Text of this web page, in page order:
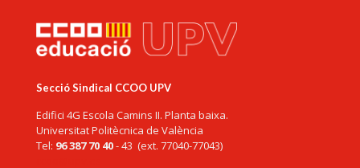
Secció Sindical CCOO UPV
Edifici 4G Escola Camins II. Planta baixa.
Universitat Politècnica de València
Tel: 96 387 70 40- 43 (ext. 77040-77043)